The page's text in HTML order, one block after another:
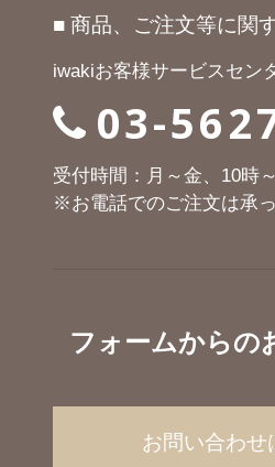
■ 商品、ご注文等に関
iwakiお客様サービスセン
03-
受付時間：月～金、10時
※お電話でのご注文は承
フォームからの
お問い合わせ